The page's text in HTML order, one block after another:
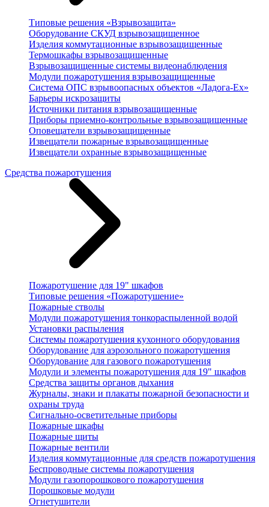
Типовые решения «Взрывозащита»
Оборудование СКУД взрывозащищенное
Изделия коммутационные взрывозащищенные
Термошкафы взрывозащищенные
Взрывозащищенные системы видеонаблюдения
Модули пожаротушения взрывозащищенные
Система ОПС взрывоопасных объектов «Ладога-Ex»
Барьеры искрозащиты
Источники питания взрывозащищенные
Приборы приемно-контрольные взрывозащищенные
Оповещатели взрывозащищенные
Извещатели пожарные взрывозащищенные
Извещатели охранные взрывозащищенные
Средства пожаротушения
Пожаротушение для 19" шкафов
Типовые решения «Пожаротушение»
Пожарные стволы
Модули пожаротушения тонкораспыленной водой
Установки распыления
Системы пожаротушения кухонного оборудования
Оборудование для аэрозольного пожаротушения
Оборудование для газового пожаротушения
Модули и элементы пожаротушения для 19" шкафов
Средства защиты органов дыхания
Журналы, знаки и плакаты пожарной безопасности и
охраны труда
Сигнально-осветительные приборы
Пожарные шкафы
Пожарные щиты
Пожарные вентили
Изделия коммутационные для средств пожаротушения
Беспроводные системы пожаротушения
Модули газопорошкового пожаротушения
Порошковые модули
Огнетушители